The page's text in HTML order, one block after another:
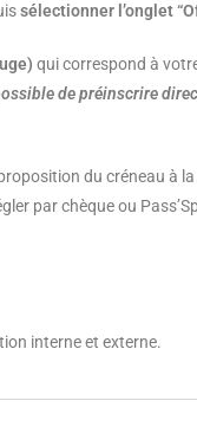
sélectionner l’onglet
qui correspond à
de préinscrire
du créneau à
par chèque ou
interne et externe.